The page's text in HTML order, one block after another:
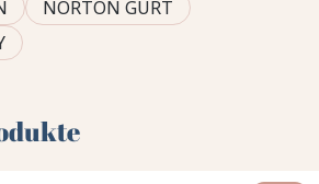
NORTON GURT